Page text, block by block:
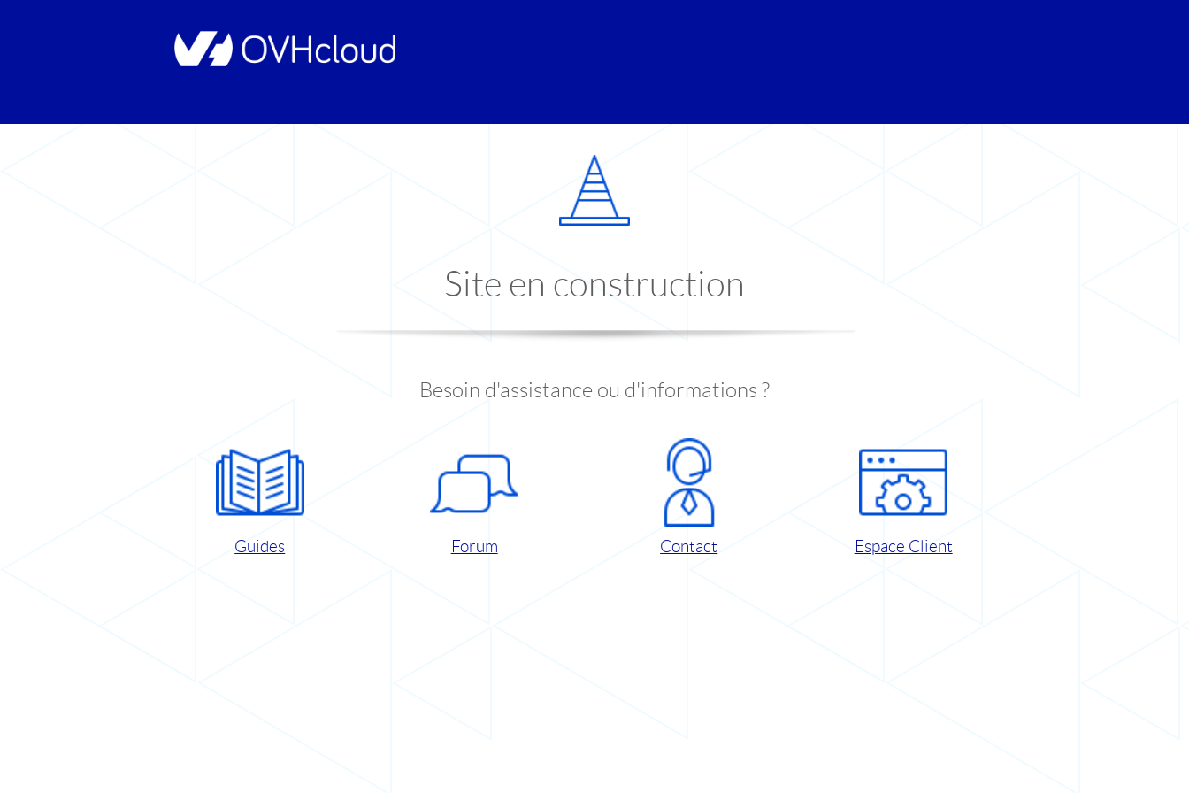
Site en construction
Besoin d'assistance ou d'informations ?
Guides Forum Contact Espace Client